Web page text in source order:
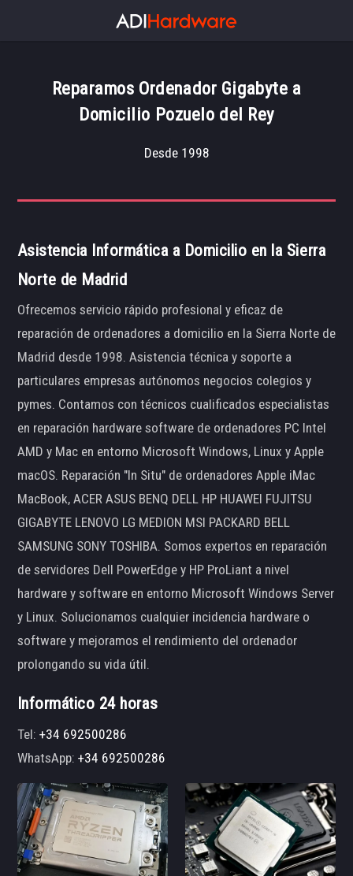
Reparamos Ordenador Gigabyte a
Domicilio Pozuelo del Rey
Desde 1998
Asistencia Informática a Domicilio en la Sierra
Norte de Madrid
Ofrecemos servicio rápido profesional y eficaz de
reparación de ordenadores a domicilio en la Sierra Norte de
Madrid desde 1998. Asistencia técnica y soporte a
particulares empresas autónomos negocios colegios y
pymes. Contamos con técnicos cualificados especialistas
en reparación hardware software de ordenadores PC Intel
AMD y Mac en entorno Microsoft Windows, Linux y Apple
macOS. Reparación "In Situ" de ordenadores Apple iMac
MacBook, ACER ASUS BENQ DELL HP HUAWEI FUJITSU
GIGABYTE LENOVO LG MEDION MSI PACKARD BELL
SAMSUNG SONY TOSHIBA. Somos expertos en reparación
de servidores Dell PowerEdge y HP ProLiant a nivel
hardware y software en entorno Microsoft Windows Server
y Linux. Solucionamos cualquier incidencia hardware o
software y mejoramos el rendimiento del ordenador
prolongando su vida útil.
Informático 24 horas
Tel:+34 692500286
WhatsApp:+34 692500286